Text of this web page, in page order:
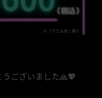
ございました🙏💖